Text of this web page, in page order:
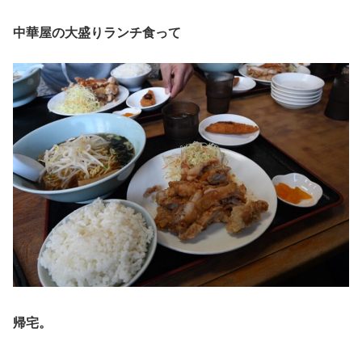
中華屋の大盛りランチ食って
帰宅。